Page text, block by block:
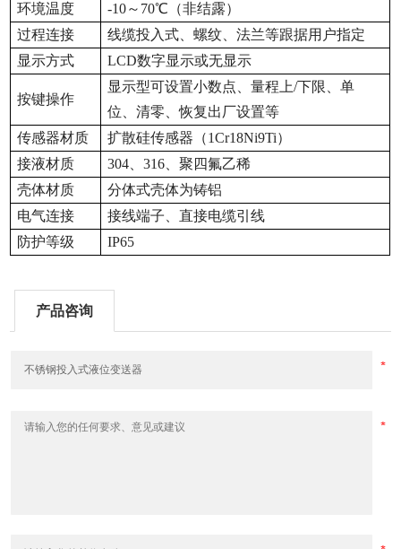
环境温度
-10～70℃（非结露）
过程连接
线缆投入式、螺纹、法兰等跟据用户指定
显示方式
LCD数字显示或无显示
按键操作
显示型可设置小数点、量程上/下限、单
位、清零、恢复出厂设置等
传感器材质
扩散硅传感器（1Cr18Ni9Ti）
接液材质
304 、316、聚四氟乙稀
壳体材质
分体式壳体为铸铝
电气连接
接线端子、直接电缆引线
防护等级
IP65
产品咨询